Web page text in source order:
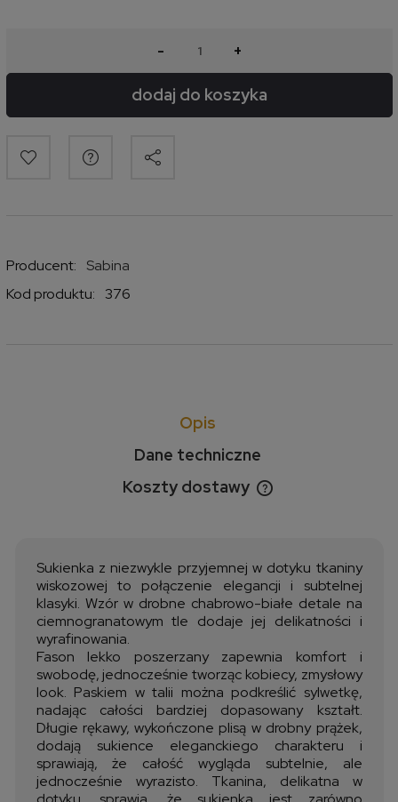
- +
dodaj do koszyka
Producent:
Sabina
Kod produktu:
376
Opis
Dane techniczne
Koszty dostawy
Cena nie zawiera ewentualnych kosztów płatności
Sukienka z niezwykle przyjemnej w dotyku tkaniny
wiskozowej to połączenie elegancji i subtelnej
klasyki. Wzór w drobne chabrowo-białe detale na
ciemnogranatowym tle dodaje jej delikatności i
wyrafinowania.
Fason lekko poszerzany zapewnia komfort i
swobodę, jednocześnie tworząc kobiecy, zmysłowy
look. Paskiem w talii można podkreślić sylwetkę,
nadając całości bardziej dopasowany kształt.
Długie rękawy, wykończone plisą w drobny prążek,
dodają sukience eleganckiego charakteru i
sprawiają, że całość wygląda subtelnie, ale
jednocześnie wyrazisto. Tkanina, delikatna w